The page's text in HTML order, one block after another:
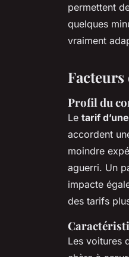
permettent
quelques
vraiment
Profil du
Le tarif
accordent
moindre
aguerri. Un
impacte
des tarifs
Les voitures